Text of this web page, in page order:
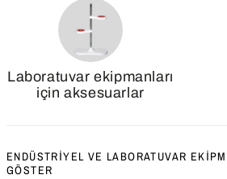
Laboratuvar ekipmanları
için aksesuarlar
ENDÜSTRIYEL VE LABORATUVAR
GÖSTER